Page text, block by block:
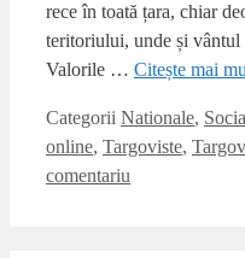
rece în toată țara, chiar
teritoriului, unde și vântul
Valorile … Citește mai
Categorii Nationale,
online, Targoviste,
comentariu